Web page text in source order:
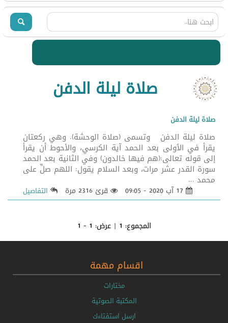
صلاة ليلة الدفن
صلاة ليلة الدفن
صلاة ليلة الدفن وتسمى (صلاة الوحشة). وهي ركعتان
يقرأ في الأولى بعد الحمد آية الكرسي، والأحوط أن يقرأ
إلى قوله تعالى:(هم فيها خالدون) وفي الثانية بعد الحمد
سورة القدر عشر مرات، وبعد السلام يقول: اللهم صلِّ على
محمد ...
قرئ 2316 مرة التفاصيل
المجموع: 1 | عرض: 1 - 1
اقسام مهمة
مختارات
المكتبة الصوتية
ارسل استفتاءك